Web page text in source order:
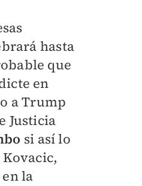
hasta
que
en
a Trump
Justicia
si así lo
la